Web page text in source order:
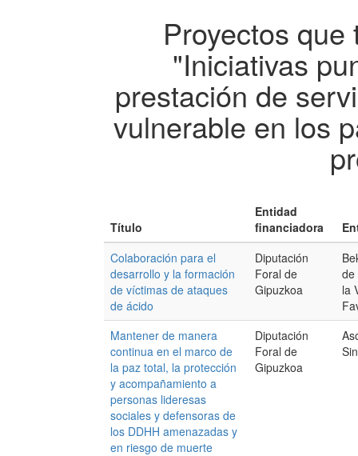
Proyectos
"Iniciativas
prestación de
vulnerable en los
Título
Entidad
financiadora
Colaboración para el
desarrollo y la formación
de víctimas de ataques
de ácido
Diputación
Foral de
Gipuzkoa
de
la
Mantener de manera
continua en el marco de
la paz total, la protección
y acompañamiento a
personas lideresas
sociales y defensoras de
los DDHH amenazadas y
en riesgo de muerte
Diputación
Foral de
Gipuzkoa